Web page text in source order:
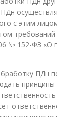
с этим
№ 152-ФЗ «О
ПДн
принципы